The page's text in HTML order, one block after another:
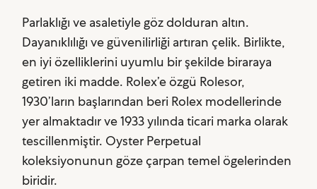
Parlaklığı ve asaletiyle göz dolduran altın.
Dayanıklılığı ve güvenilirliği artıran çelik. Birlikte,
en iyi özelliklerini uyumlu bir şekilde biraraya
getiren iki madde. Rolex’e özgü Rolesor,
1930’ların başlarından beri Rolex modellerinde
yer almaktadır ve 1933 yılında ticari marka olarak
tescillenmiştir. Oyster Perpetual
koleksiyonunun göze çarpan temel ögelerinden
biridir.